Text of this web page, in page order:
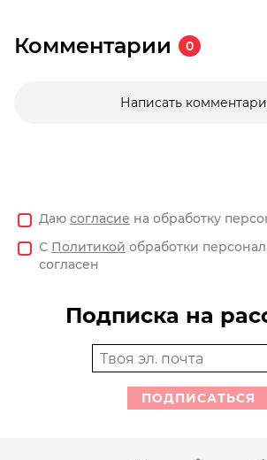
Комментарии 0
Написать
Даю согласие на обработку
С Политикой обработки
согласен
Подписка на
ПОДПИСАТЬСЯ